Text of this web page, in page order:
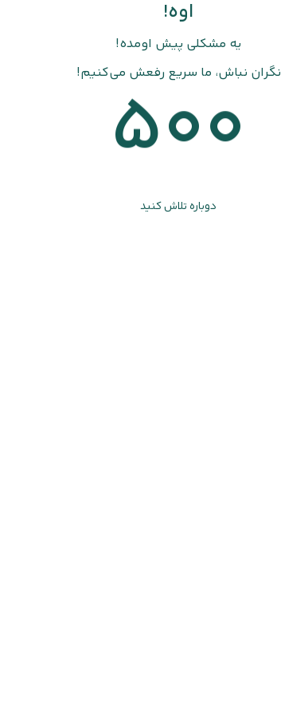
اوه!
یه مشکلی پیش اومده!
نگران نباش، ما سریع رفعش می‌کنیم!
500
دوباره تلاش کنید